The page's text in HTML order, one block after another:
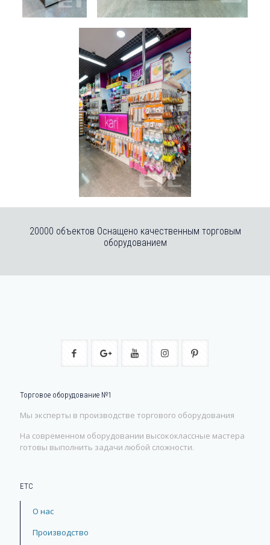
20000 объектов Оснащено качественным торговым
оборудованием
Торговое оборудование №1
Мы эксперты в производстве торгового оборудования
На современном оборудовании высококлассные мастера
готовы выполнить задачи любой сложности.
ЕТС
О нас
Производство